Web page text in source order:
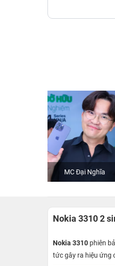
Khách mua
Nokia 3310 2
Nokia 3310 phiên
tức gây ra hiệu ứng